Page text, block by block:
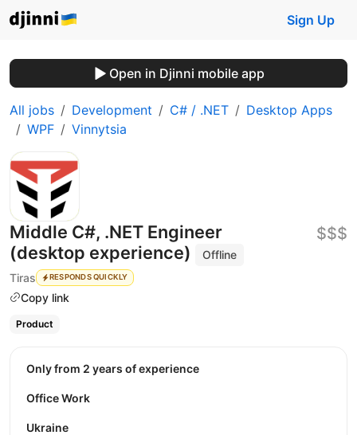
Sign Up
Open in Djinni mobile app
All jobs Development C# / .NET
Desktop Apps
WPF
Vinnytsia
Middle C#, .NET Engineer
(desktop experience)
Offline
Tiras
RESPONDS QUICKLY
Copy link
$$$
Product
Only from 2 years of experience
Office Work
Ukraine